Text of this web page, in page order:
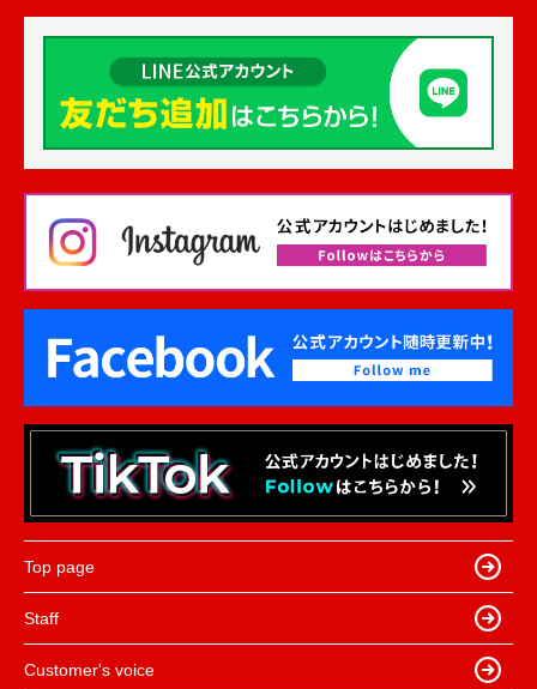
Top page
Staff
Customer's voice